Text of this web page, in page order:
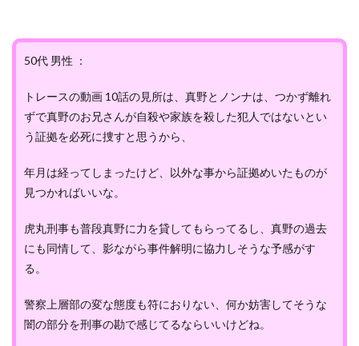
50代 男性 ：
トレースの動画 10話の見所は、真野とノンナは、つかず離れ
ずで真野のお兄さんが自殺や家族を殺した犯人ではないとい
う証拠を必死に捜すと思うから、
年月は経ってしまったけど、以外な事から証拠めいたものが
見つかればいいな。
虎丸刑事も普段真野に力を貸してもらってるし、真野の過去
にも同情して、影ながら事件解明に協力しそうな予感がす
る。
警察上層部の変な態度も符におりない、何か妨害してそうな
闇の部分を刑事の勘で感じてるならいいけどね。